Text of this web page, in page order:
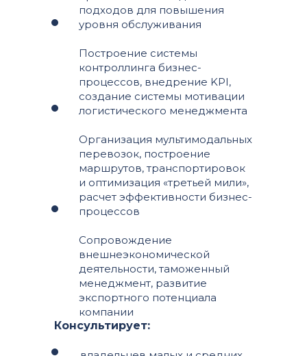
подходов для повышения
уровня обслуживания
Построение системы
контроллинга бизнес-
процессов, внедрение KPI,
создание системы мотивации
логистического менеджмента
Организация мультимодальных
перевозок, построение
маршрутов, транспортировок
и оптимизация «третьей мили»,
расчет эффективности бизнес-
процессов
Сопровождение
внешнеэкономической
деятельности, таможенный
менеджмент, развитие
экспортного потенциала
компании
Консультирует: